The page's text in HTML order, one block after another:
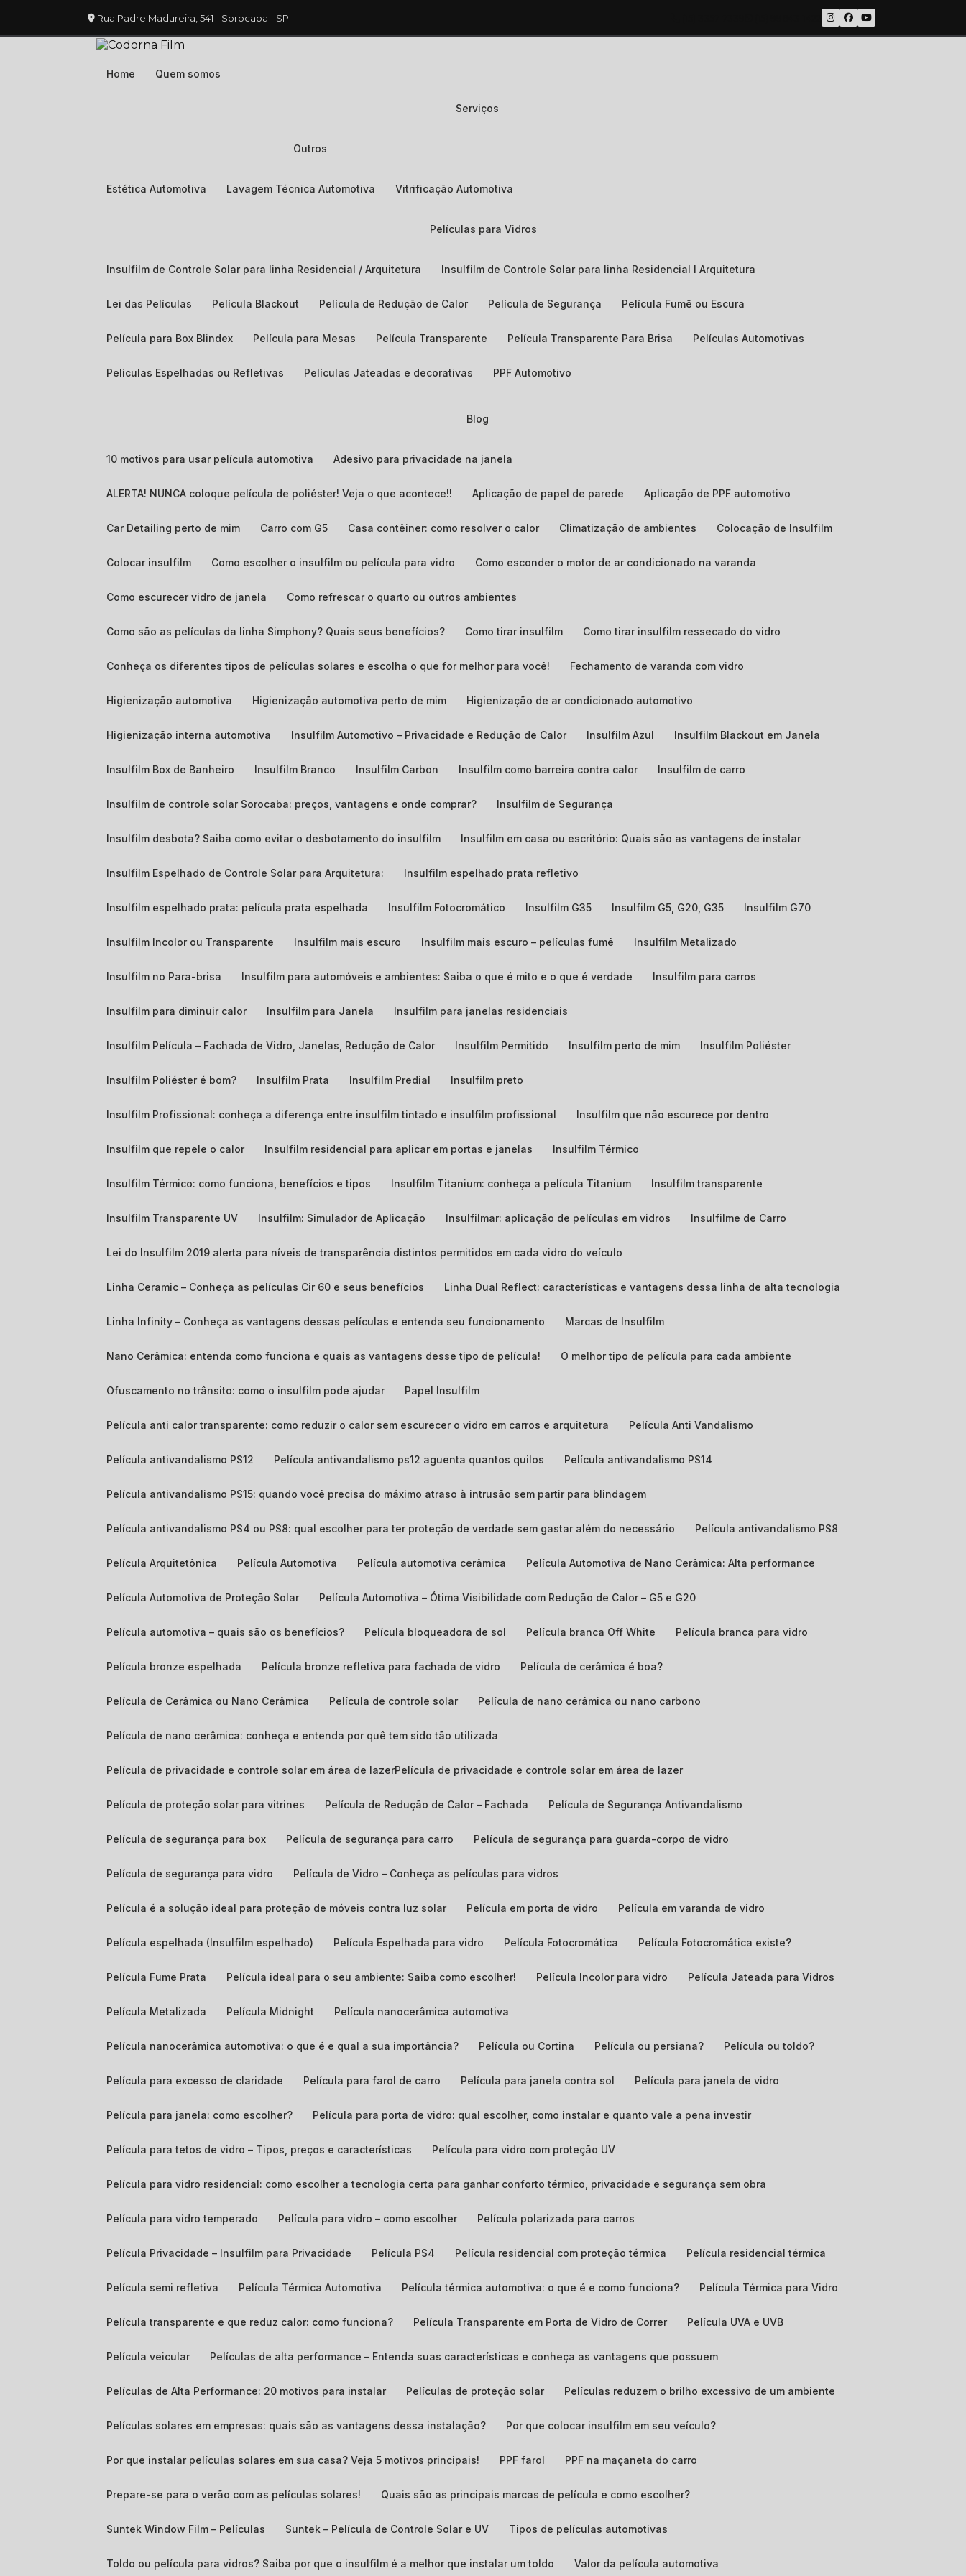
Rua Padre Madureira, 541 - Sorocaba - SP
Home Quem somos
Serviços
Outros
Estética Automotiva Lavagem Técnica Automotiva Vitrificação Automotiva
Películas para Vidros
Insulfilm de Controle Solar para linha Residencial / Arquitetura Insulfilm de Controle Solar para linha Residencial I Arquitetura
Lei das Películas Película Blackout Película de Redução de Calor Película de Segurança Película Fumê ou Escura
Película para Box Blindex Película para Mesas Película Transparente Película Transparente Para Brisa Películas Automotivas
Películas Espelhadas ou Refletivas Películas Jateadas e decorativas PPF Automotivo
Blog
10 motivos para usar película automotiva Adesivo para privacidade na janela
ALERTA! NUNCA coloque película de poliéster! Veja o que acontece!! Aplicação de papel de parede Aplicação de PPF automotivo
Car Detailing perto de mim Carro com G5 Casa contêiner: como resolver o calor Climatização de ambientes Colocação de Insulfilm
Colocar insulfilm Como escolher o insulfilm ou película para vidro Como esconder o motor de ar condicionado na varanda
Como escurecer vidro de janela Como refrescar o quarto ou outros ambientes
Como são as películas da linha Simphony? Quais seus benefícios? Como tirar insulfilm Como tirar insulfilm ressecado do vidro
Conheça os diferentes tipos de películas solares e escolha o que for melhor para você! Fechamento de varanda com vidro
Higienização automotiva Higienização automotiva perto de mim Higienização de ar condicionado automotivo
Higienização interna automotiva Insulfilm Automotivo – Privacidade e Redução de Calor Insulfilm Azul Insulfilm Blackout em Janela
Insulfilm Box de Banheiro Insulfilm Branco Insulfilm Carbon Insulfilm como barreira contra calor Insulfilm de carro
Insulfilm de controle solar Sorocaba: preços, vantagens e onde comprar? Insulfilm de Segurança
Insulfilm desbota? Saiba como evitar o desbotamento do insulfilm Insulfilm em casa ou escritório: Quais são as vantagens de instalar
Insulfilm Espelhado de Controle Solar para Arquitetura: Insulfilm espelhado prata refletivo
Insulfilm espelhado prata: película prata espelhada Insulfilm Fotocromático Insulfilm G35 Insulfilm G5, G20, G35 Insulfilm G70
Insulfilm Incolor ou Transparente Insulfilm mais escuro Insulfilm mais escuro – películas fumê Insulfilm Metalizado
Insulfilm no Para-brisa Insulfilm para automóveis e ambientes: Saiba o que é mito e o que é verdade Insulfilm para carros
Insulfilm para diminuir calor Insulfilm para Janela Insulfilm para janelas residenciais
Insulfilm Película – Fachada de Vidro, Janelas, Redução de Calor Insulfilm Permitido Insulfilm perto de mim Insulfilm Poliéster
Insulfilm Poliéster é bom? Insulfilm Prata Insulfilm Predial Insulfilm preto
Insulfilm Profissional: conheça a diferença entre insulfilm tintado e insulfilm profissional Insulfilm que não escurece por dentro
Insulfilm que repele o calor Insulfilm residencial para aplicar em portas e janelas Insulfilm Térmico
Insulfilm Térmico: como funciona, benefícios e tipos Insulfilm Titanium: conheça a película Titanium Insulfilm transparente
Insulfilm Transparente UV Insulfilm: Simulador de Aplicação Insulfilmar: aplicação de películas em vidros Insulfilme de Carro
Lei do Insulfilm 2019 alerta para níveis de transparência distintos permitidos em cada vidro do veículo
Linha Ceramic – Conheça as películas Cir 60 e seus benefícios Linha Dual Reflect: características e vantagens dessa linha de alta tecnologia
Linha Infinity – Conheça as vantagens dessas películas e entenda seu funcionamento Marcas de Insulfilm
Nano Cerâmica: entenda como funciona e quais as vantagens desse tipo de película! O melhor tipo de película para cada ambiente
Ofuscamento no trânsito: como o insulfilm pode ajudar Papel Insulfilm
Película anti calor transparente: como reduzir o calor sem escurecer o vidro em carros e arquitetura Película Anti Vandalismo
Película antivandalismo PS12 Película antivandalismo ps12 aguenta quantos quilos​ Película antivandalismo PS14
Película antivandalismo PS15: quando você precisa do máximo atraso à intrusão sem partir para blindagem
Película antivandalismo PS4 ou PS8: qual escolher para ter proteção de verdade sem gastar além do necessário Película antivandalismo PS8
Película Arquitetônica Película Automotiva Película automotiva cerâmica Película Automotiva de Nano Cerâmica: Alta performance
Película Automotiva de Proteção Solar Película Automotiva – Ótima Visibilidade com Redução de Calor – G5 e G20
Película automotiva – quais são os benefícios? Película bloqueadora de sol película branca Off White Película branca para vidro
Película bronze espelhada Película bronze refletiva para fachada de vidro Película de cerâmica é boa?
Película de Cerâmica ou Nano Cerâmica Película de controle solar Película de nano cerâmica ou nano carbono
Película de nano cerâmica: conheça e entenda por quê tem sido tão utilizada
Película de privacidade e controle solar em área de lazerPelícula de privacidade e controle solar em área de lazer
Película de proteção solar para vitrines Película de Redução de Calor – Fachada Película de Segurança Antivandalismo
Película de segurança para box Película de segurança para carro Película de segurança para guarda-corpo de vidro
Película de segurança para vidro Película de Vidro – Conheça as películas para vidros
Película é a solução ideal para proteção de móveis contra luz solar Película em porta de vidro Película em varanda de vidro
Película espelhada (Insulfilm espelhado) Película Espelhada para vidro Película Fotocromática Película Fotocromática existe?
Película Fume Prata Película ideal para o seu ambiente: Saiba como escolher! Película Incolor para vidro Película Jateada para Vidros
Película Metalizada Película Midnight Película nanocerâmica automotiva
Película nanocerâmica automotiva: o que é e qual a sua importância? Película ou Cortina Película ou persiana? Película ou toldo?
Película para excesso de claridade Película para farol de carro Película para janela contra sol Película para janela de vidro
Película para janela: como escolher? Película para porta de vidro: qual escolher, como instalar e quanto vale a pena investir
Película para tetos de vidro – Tipos, preços e características Película para vidro com proteção UV
Película para vidro residencial: como escolher a tecnologia certa para ganhar conforto térmico, privacidade e segurança sem obra
Película para vidro temperado Película para vidro – como escolher Película polarizada para carros
Película Privacidade – Insulfilm para Privacidade Película PS4 Película residencial com proteção térmica Película residencial térmica
Película semi refletiva Película Térmica Automotiva Película térmica automotiva: o que é e como funciona? Película Térmica para Vidro
Película transparente e que reduz calor: como funciona? Película Transparente em Porta de Vidro de Correr Película UVA e UVB
Película veicular Películas de alta performance – Entenda suas características e conheça as vantagens que possuem
Películas de Alta Performance: 20 motivos para instalar Películas de proteção solar Películas reduzem o brilho excessivo de um ambiente
Películas solares em empresas: quais são as vantagens dessa instalação? Por que colocar insulfilm em seu veículo?
Por que instalar películas solares em sua casa? Veja 5 motivos principais! PPF farol PPF na maçaneta do carro
Prepare-se para o verão com as películas solares! Quais são as principais marcas de película e como escolher?
Suntek Window Film – Películas Suntek – Película de Controle Solar e UV Tipos de películas automotivas
Toldo ou película para vidros? Saiba por que o insulfilm é a melhor que instalar um toldo Valor da película automotiva